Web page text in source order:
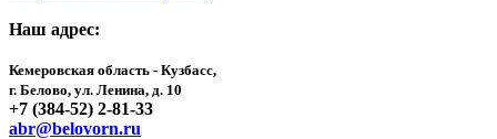
Наш адрес:
Кемеровская область - Кузбасс,
г. Белово, ул. Ленина, д. 10
+7 (384-52) 2-81-33
abr@belovorn.ru